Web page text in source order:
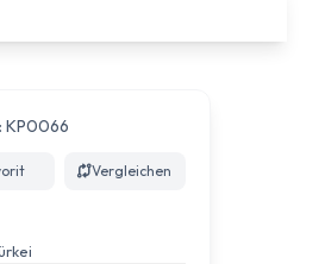
KP0066
Vergleichen